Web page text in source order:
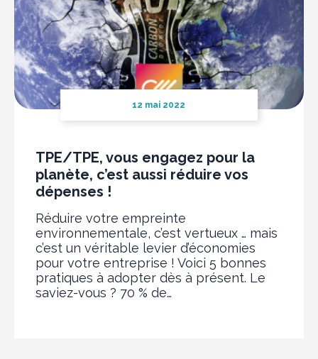
12 mai 2022
TPE/TPE, vous engagez pour la
planète, c’est aussi réduire vos
dépenses !
Réduire votre empreinte
environnementale, c’est vertueux … mais
c’est un véritable levier d’économies
pour votre entreprise ! Voici 5 bonnes
pratiques à adopter dès à présent. Le
saviez-vous ? 70 % de…